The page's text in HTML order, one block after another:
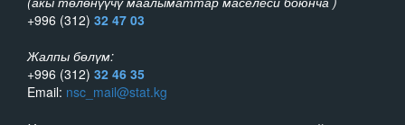
+996 (312) 32 47 03
Жалпы бөлүм:
+996 (312) 32 46 35
Email: nsc_mail@stat.kg